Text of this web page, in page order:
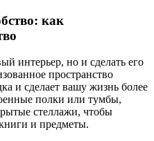
как
интерьер, но и сделать его
пространство
и сделает вашу жизнь более
полки или тумбы,
стеллажи, чтобы
и предметы.